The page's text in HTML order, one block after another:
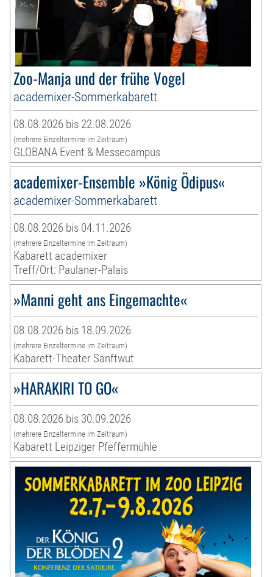
Zoo-Manja und der frühe Vogel
academixer-Sommerkabarett
08.08.2026 bis 22.08.2026
(mehrere Einzeltermine im Zeitraum)
GLOBANA Event & Messecampus
academixer-Ensemble »König Ödipus«
academixer-Sommerkabarett
08.08.2026 bis 04.11.2026
(mehrere Einzeltermine im Zeitraum)
Kabarett academixer
Treff/Ort: Paulaner-Palais
»Manni geht ans Eingemachte«
08.08.2026 bis 18.09.2026
(mehrere Einzeltermine im Zeitraum)
Kabarett-Theater Sanftwut
»HARAKIRI TO GO«
08.08.2026 bis 30.09.2026
(mehrere Einzeltermine im Zeitraum)
Kabarett Leipziger Pfeffermühle